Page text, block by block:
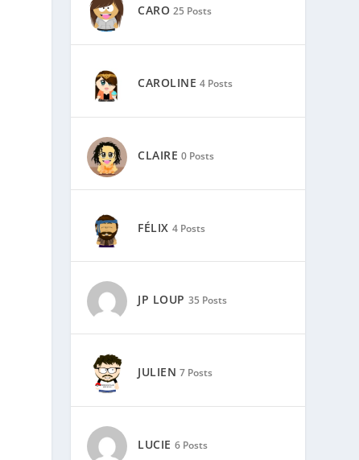
CARO 25 Posts
CAROLINE 4 Posts
CLAIRE 0 Posts
FÉLIX 4 Posts
JP LOUP 35 Posts
JULIEN 7 Posts
LUCIE 6 Posts